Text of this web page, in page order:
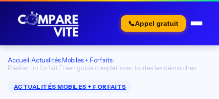
📞Appel gratuit
Accueil›Actualités Mobiles + Forfaits›
Résilier un forfait Free : guide complet avec toutes les démarches
ACTUALITÉS MOBILES + FORFAITS